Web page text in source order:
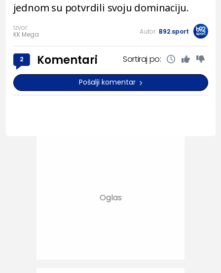
jednom su potvrdili svoju dominaciju.
Izvor:
KK Mega
Autor: B92.sport
2 Komentari Sortiraj po:
Pošalji komentar